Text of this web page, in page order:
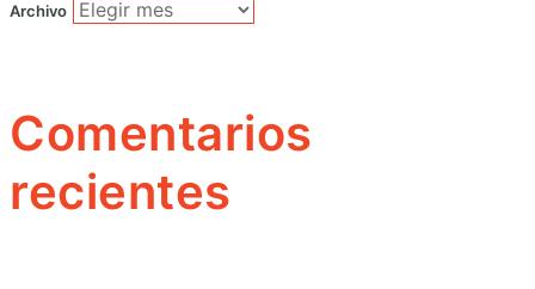
Archivo
Comentarios
recientes